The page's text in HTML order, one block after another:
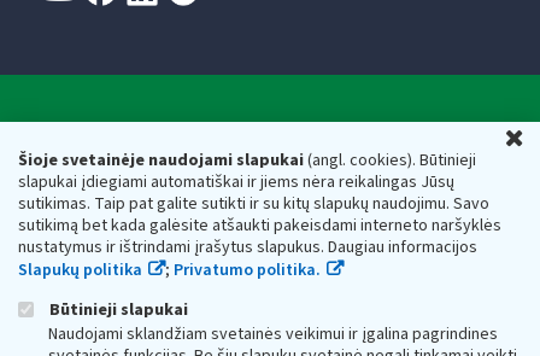
Šioje svetainėje naudojami slapukai(angl. cookies). Būtinieji
slapukai įdiegiami automatiškai ir jiems nėra reikalingas Jūsų
sutikimas. Taip pat galite sutikti ir su kitų slapukų naudojimu. Savo
sutikimą bet kada galėsite atšaukti pakeisdami interneto naršyklės
nustatymus ir ištrindami įrašytus slapukus. Daugiau informacijos
Slapukų politika
; Privatumo politika.
Būtinieji slapukai
Naudojami sklandžiam svetainės veikimui ir įgalina pagrindines
Respublikos finansų ministerijos
Biudžetinė įstaiga. Juridinio asmens kodas — 188659752,
adresas: Vasario 16-osios g. 14, 01107 Vilnius, Lietuva, el.paštas:
vmi@vmi.lt, E. pristatymo dėžutės adresas 188659752
Duomenys apie Valstybinę mokesčių inspekciją prie Lietuvos
Respublikos finansų ministerijos kaupiami ir saugomi Juridinių